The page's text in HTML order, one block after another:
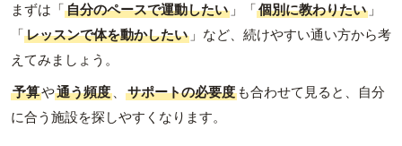
まずは「自分のペースで運動したい 」「個別に教わりたい 」
「レッスンで体を動かしたい 」など、続けやすい通い方から考
えてみましょう。
予算や通う頻度 、 サポートの必要度 も合わせて見ると、自分
に合う施設を探しやすくなります。